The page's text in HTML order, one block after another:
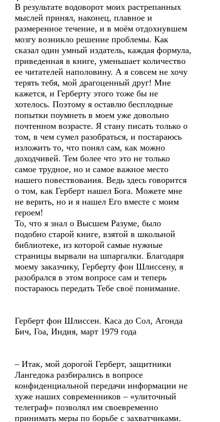
В результате водоворот моих растрепанных
мыслей принял, наконец, плавное и
размеренное течение, и в моём отдохнувшем
мозгу возникло решение проблемы. Как
сказал один умный издатель, каждая формула,
приведенная в книге, уменьшает количество
ее читателей наполовину. А я совсем не хочу
терять тебя, мой драгоценный друг! Мне
кажется, и Герберту этого тоже бы не
хотелось. Поэтому я оставлю бесплодные
попытки поумнеть в моем уже довольно
почтенном возрасте. Я стану писать только о
том, в чем сумел разобраться, и постараюсь
изложить то, что понял сам, как можно
доходчивей. Тем более что это не только
самое трудное, но и самое важное место
нашего повествования. Ведь здесь говорится
о том, как Герберт нашел Бога. Можете мне
не верить, но и я нашел Его вместе с моим
героем!
То, что я знал о Высшем Разуме, было
подобно старой книге, взятой в школьной
библиотеке, из которой самые нужные
страницы вырвали на шпаргалки. Благодаря
моему заказчику, Герберту фон Шлиссену, я
разобрался в этом вопросе сам и теперь
постараюсь передать Тебе своё понимание.
Герберт фон Шлиссен. Каса до Сол, Агонда
Бич, Гоа, Индия, март 1979 года
– Итак, мой дорогой Герберт, защитники
Лангедока разбирались в вопросе
конфиденциальной передачи информации не
хуже наших современников – «улиточный
телеграф» позволял им своевременно
принимать меры по борьбе с захватчиками.